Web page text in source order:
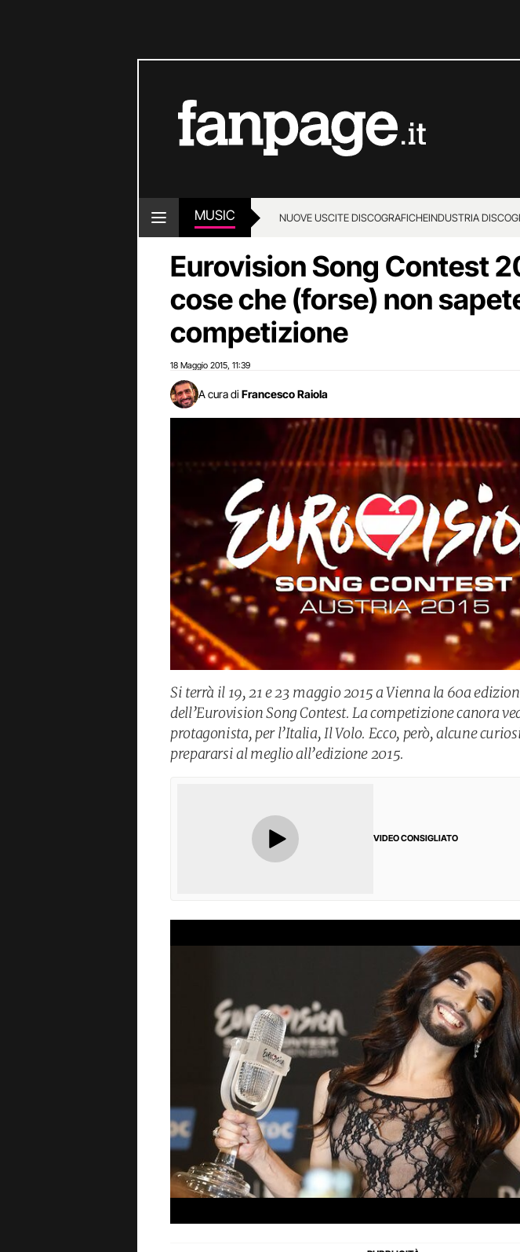
MUSIC NUOVE USCITE DISCOGRAFICHEINDUSTRIA
Eurovision Song Contest
cose che (forse) non
competizione
18 Maggio 2015 11:39
A cura di Francesco Raiola
Si terrà il 19, 21 e 23 maggio 2015 a Vienna la 60a
dell’Eurovision Song Contest. La competizione canora
protagonista, per l’Italia, Il Volo. Ecco, però, alcune
prepararsi al meglio all’edizione 2015.
VIDEO CONSIGLIATO